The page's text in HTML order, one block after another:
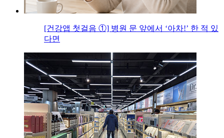
[건강앱 첫걸음 ①] 병원 문 앞에서 ‘아차!’ 한 적 있
다면